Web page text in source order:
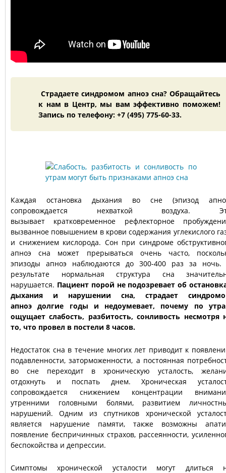
Страдаете синдромом апноэ сна? Обращайтесь
к нам в Центр, мы вам эффективно поможем!
Запись по телефону: +7 (495) 775-60-33.
Каждая остановка дыхания во сне (эпизод
сопровождается нехваткой воздуха.
вызывает кратковременное рефлекторное
вызванное повышением в крови содержания углекислого
и снижением кислорода. Сон при синдроме
апноэ сна может прерываться очень часто,
эпизоды апноэ наблюдаются до 300-400 раз за ночь.
результате нормальная структура сна
нарушается. Пациент порой не подозревает об
дыхания и нарушении сна, страдает
апноэ долгие годы и недоумевает, почему по
ощущает слабость, разбитость, сонливость несмотря
то, что провел в постели 8 часов.
Недостаток сна в течение многих лет приводит к
подавленности, заторможенности, а постоянная
во сне переходит в хроническую усталость,
отдохнуть и поспать днем. Хроническая
сопровождается снижением концентрации
утренними головными болями, развитием
нарушений. Одним из спутников хронической
является нарушение памяти, также возможны
появление беспричинных страхов, рассеянности,
беспокойства и депрессии.
Симптомы хронической усталости могут длиться